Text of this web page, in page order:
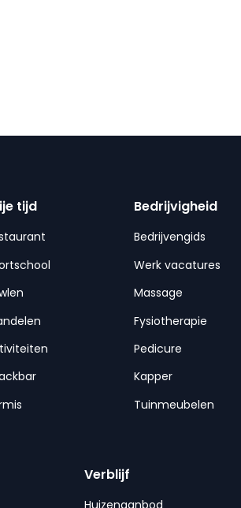
tijd Bedrijvigheid
Bedrijvengids
Werk vacatures
Massage
Fysiotherapie
Pedicure
Kapper
Tuinmeubelen
Verblijf